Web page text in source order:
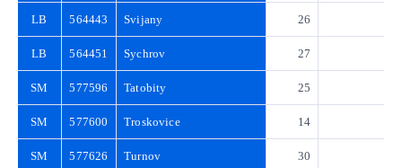
LB 564443 Svijany 26
LB 564451 Sychrov 27
SM 577596 Tatobity 25
SM 577600 Troskovice 14
SM 577626 Turnov 30